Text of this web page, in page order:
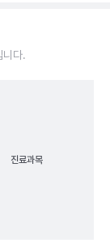
니다.
진료과목